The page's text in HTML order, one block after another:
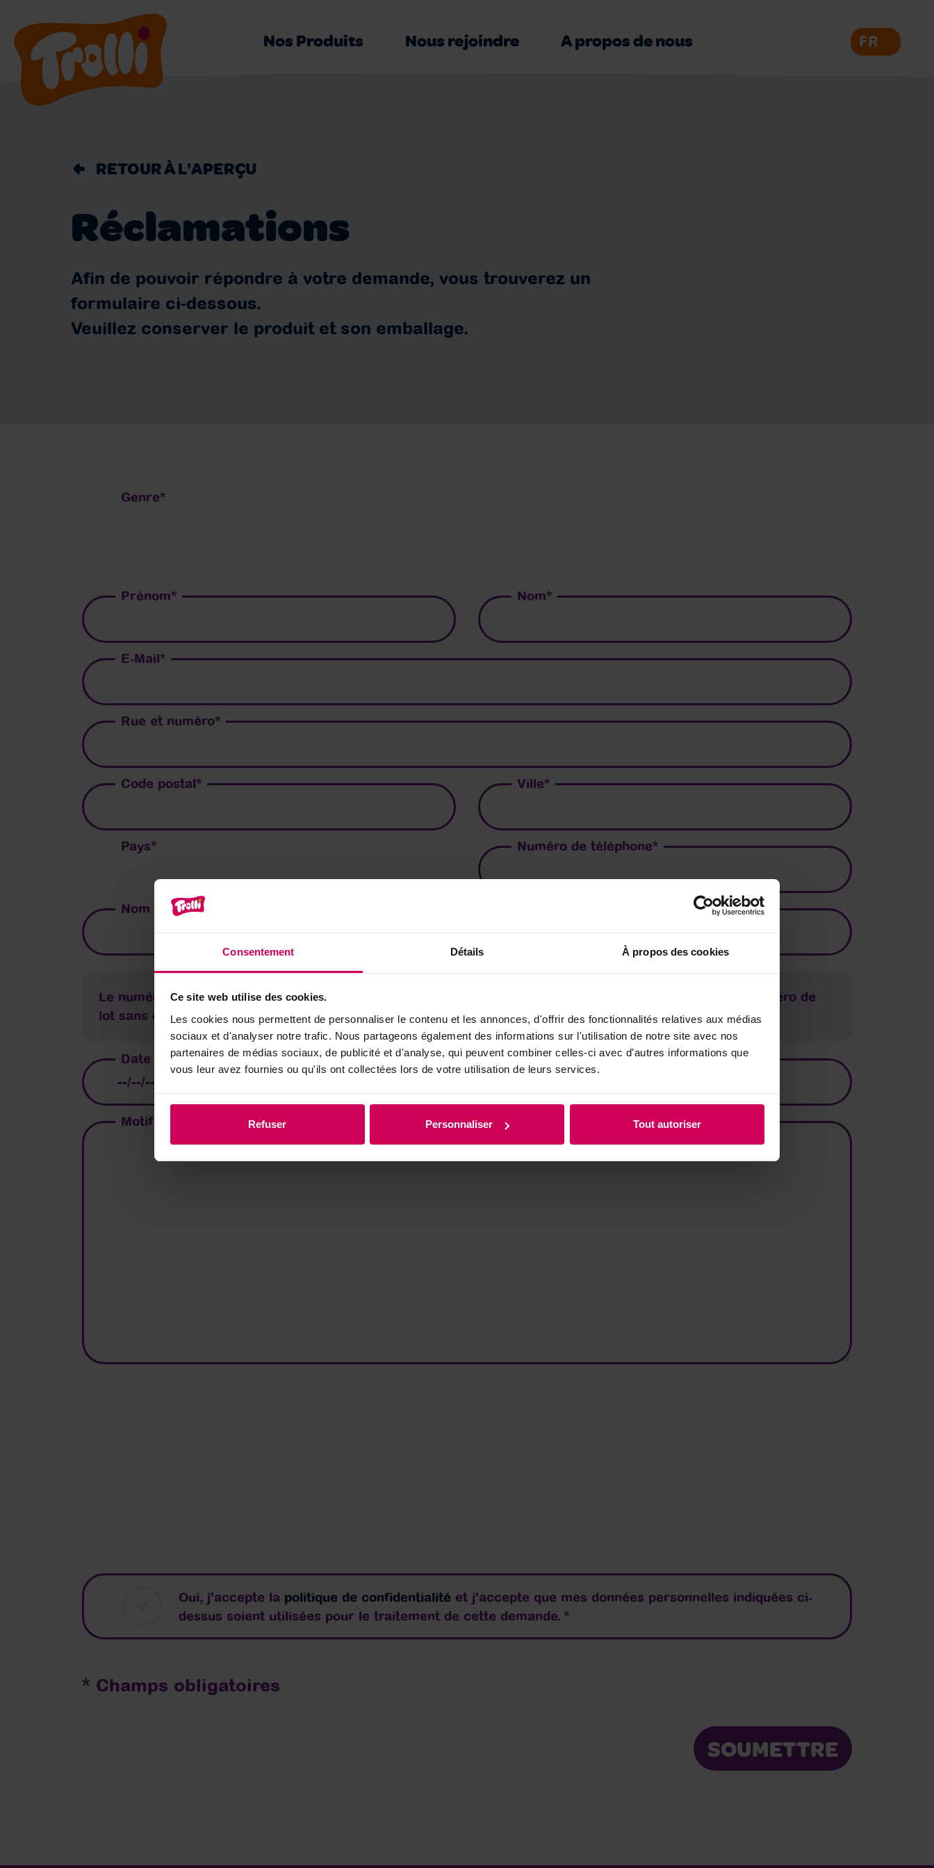
Consentement Détails À propos des cookies
Ce site web utilise des cookies.
Les cookies nous permettent de personnaliser le contenu et les annonces, d'offrir des fonctionnalités relatives aux médias
sociaux et d'analyser notre trafic. Nous partageons également des informations sur l'utilisation de notre site avec nos
partenaires de médias sociaux, de publicité et d'analyse, qui peuvent combiner celles-ci avec d'autres informations que
vous leur avez fournies ou qu'ils ont collectées lors de votre utilisation de leurs services.
Refuser Personnaliser Tout autoriser
Nos Produits Nous rejoindre A propos de nous
RETOUR À L'APERÇU
Réclamations
Afin de pouvoir répondre à votre demande, vous trouverez un
formulaire ci-dessous.
Veuillez conserver le produit et son emballage.
Genre*
Prénom* Nom*
E-Mail*
Rue et numéro*
Code postal* Ville*
Pays* Numéro de téléphone*
Nom du produit
Le numéro de lot se trouve sous la date limite de conservation au dos de l'emballage. Veuillez saisir le numéro de
lot sans espaces.
Date de péremption* Acheté chez
Motif de réclamation*
Oui, j'accepte la politique de confidentialité et j'accepte que mes données personnelles indiquées ci-
dessus soient utilisées pour le traitement de cette demande. *
* Champs obligatoires
SOUMETTRE